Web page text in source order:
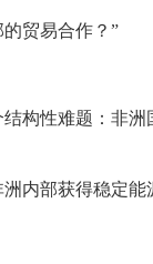
贸易合作？”
构性难题：非
内部获得稳定能